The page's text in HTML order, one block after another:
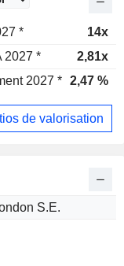
*
14x
2027 *
2,81x
2027 * 2,47 %
de valorisation